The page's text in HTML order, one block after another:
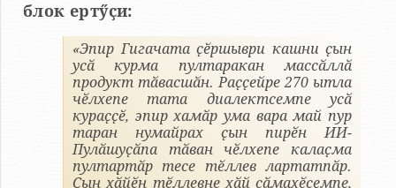
блок ертӳҫи:
«Эпир Гигачата ҫӗршыври кашни ҫын
усӑ курма пултаракан массӑллӑ
продукт тӑвасшӑн. Раҫҫейре 270 ытла
чӗлхепе тата диалектсемпе усӑ
кураҫҫӗ, эпир хамӑр ума вара май пур
таран нумайрах ҫын пирӗн ИИ-
Пулӑшуҫӑпа тӑван чӗлхепе калаҫма
пултартӑр тесе тӗллев лартатпӑр.
Ҫын хӑйӗн тӗллевне хӑй сӑмахӗсемпе,